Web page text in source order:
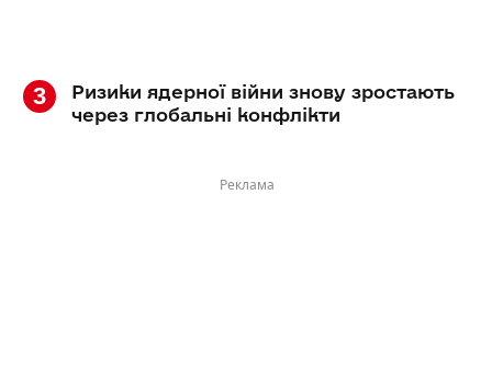
Ризики ядерної війни знову зростають
через глобальні конфлікти
Реклама